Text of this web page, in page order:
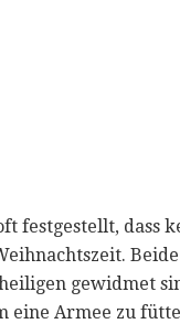
festgestellt, dass
gewidmet
eine Armee zu